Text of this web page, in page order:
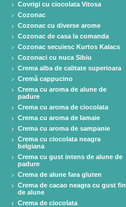
Covrigi cu ciocolata Vitosa
Cozonac
Cozonac cu diverse arome
Cozonac de casa la comanda
Cozonac secuiesc Kurtos Kalacs
Cozonaci cu nuca Sibiu
Crema alba de calitate superioara
Cremă cappucino
Crema cu aroma de alune de
padure
Crema cu aroma de ciocolata
Crema cu aroma de lamaie
Crema cu aroma de sampanie
Crema cu ciocolata neagra
belgiana
Crema cu gust intens de alune de
padure
Crema de alune fara gluten
Crema de cacao neagra cu gust fin
de alune
Crema de ciocolata